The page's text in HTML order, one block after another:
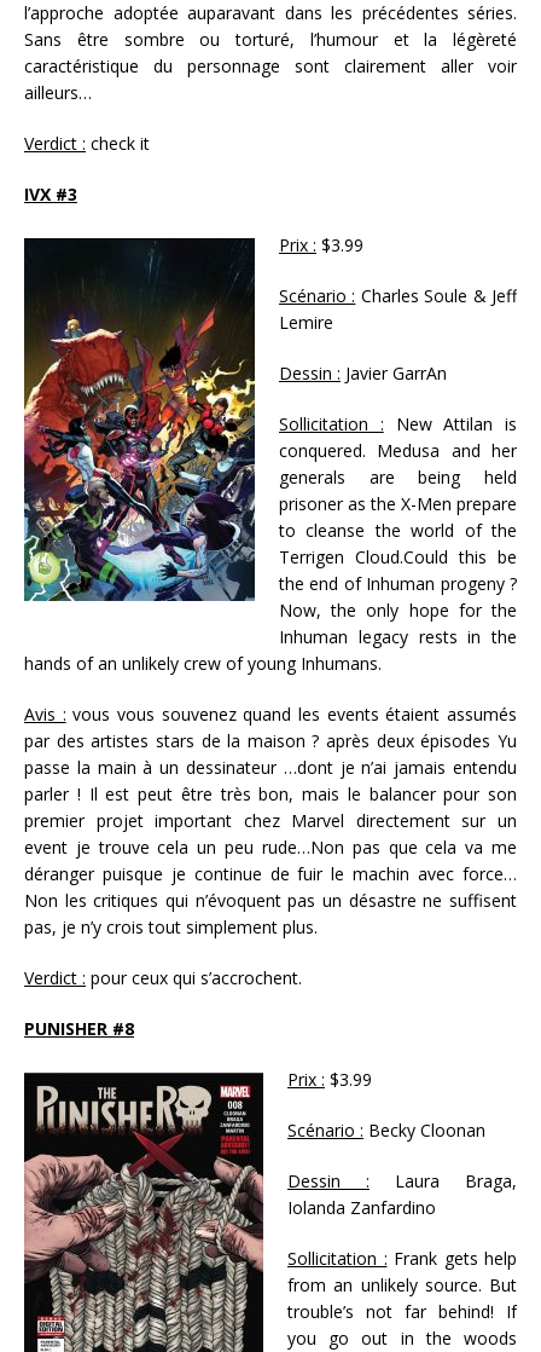
l’approche adoptée auparavant dans les précédentes séries.
Sans être sombre ou torturé, l’humour et la légèreté
caractéristique du personnage sont clairement aller voir
ailleurs…
Verdict : check it
IVX #3
Prix : $3.99
Scénario : Charles Soule & Jeff
Lemire
Dessin : Javier GarrAn
Sollicitation : New Attilan is
conquered. Medusa and her
generals are being held
prisoner as the X-Men prepare
to cleanse the world of the
Terrigen Cloud.Could this be
the end of Inhuman progeny ?
Now, the only hope for the
Inhuman legacy rests in the
hands of an unlikely crew of young Inhumans.
Avis : vous vous souvenez quand les events étaient assumés
par des artistes stars de la maison ? après deux épisodes Yu
passe la main à un dessinateur …dont je n’ai jamais entendu
parler ! Il est peut être très bon, mais le balancer pour son
premier projet important chez Marvel directement sur un
event je trouve cela un peu rude…Non pas que cela va me
déranger puisque je continue de fuir le machin avec force…
Non les critiques qui n’évoquent pas un désastre ne suffisent
pas, je n’y crois tout simplement plus.
Verdict : pour ceux qui s’accrochent.
PUNISHER #8
Prix : $3.99
Scénario : Becky Cloonan
Dessin : Laura Braga,
Iolanda Zanfardino
Sollicitation : Frank gets help
from an unlikely source. But
trouble’s not far behind! If
you go out in the woods